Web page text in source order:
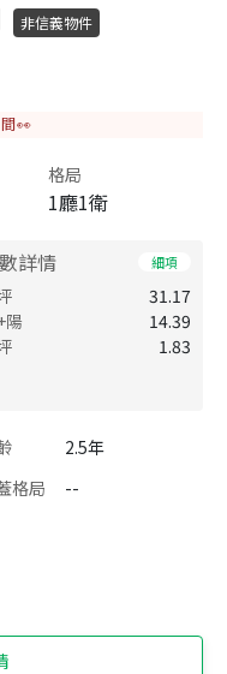
非信義物件
👀
格局
1廳1衛
詳情 細項
31.17
陽
14.39
1.83
2.5年
格局
--